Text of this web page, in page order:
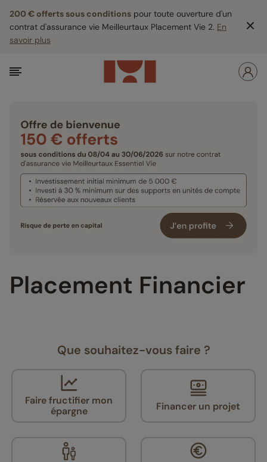
200 € offerts sous conditions pour toute ouverture d'un
contrat d'assurance vie Meilleurtaux Placement Vie 2. En
savoir plus
Placement Financier
Que souhaitez-vous faire ?
Faire fructifier mon
épargne
Financer un projet